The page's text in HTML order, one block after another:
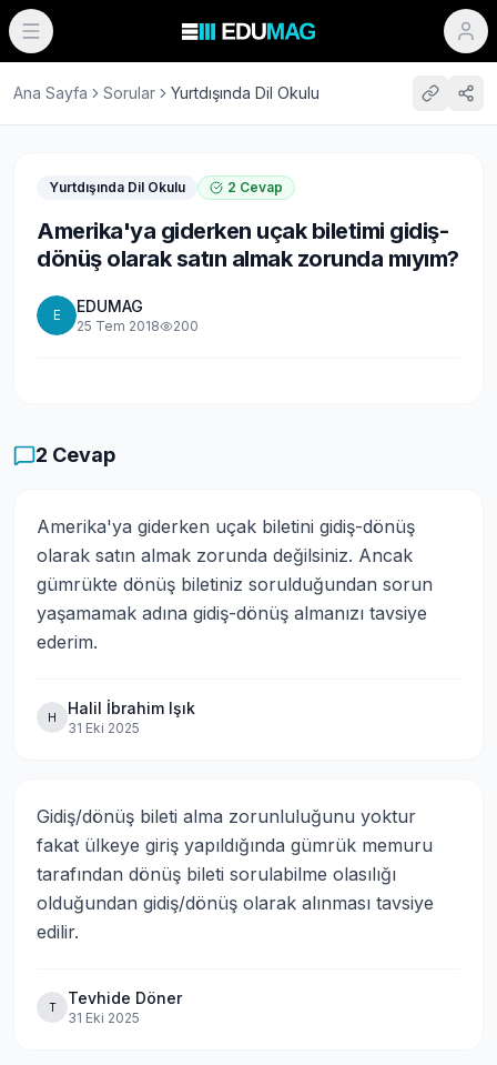
Ana Sayfa Sorular Yurtdışında Dil Okulu
Yurtdışında Dil Okulu 2 Cevap
Amerika'ya giderken uçak biletimi gidiş-
dönüş olarak satın almak zorunda mıyım?
E EDUMAG
25 Tem 2018 200
2 Cevap
Amerika'ya giderken uçak biletini gidiş-dönüş
olarak satın almak zorunda değilsiniz. Ancak
gümrükte dönüş biletiniz sorulduğundan sorun
yaşamamak adına gidiş-dönüş almanızı tavsiye
ederim.
H Halil İbrahim Işık
31 Eki 2025
Gidiş/dönüş bileti alma zorunluluğunu yoktur
fakat ülkeye giriş yapıldığında gümrük memuru
tarafından dönüş bileti sorulabilme olasılığı
olduğundan gidiş/dönüş olarak alınması tavsiye
edilir.
T Tevhide Döner
31 Eki 2025